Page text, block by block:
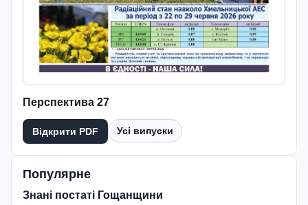
Перспектива 27
Відкрити PDF Усі випуски
Популярне
Знані постаті Гощанщини